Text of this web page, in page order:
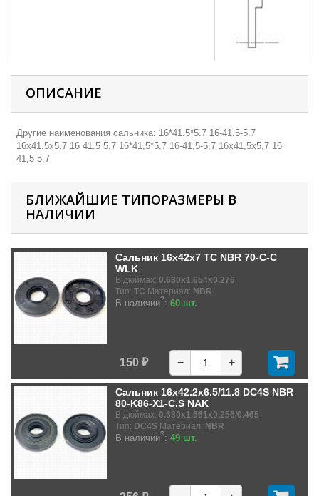
ОПИСАНИЕ
Другие наименования сальника: 16*41.5*5.7 16-41.5-5.7
16х41.5х5.7 16 41.5 5.7 16*41,5*5,7 16-41,5-5,7 16х41,5х5,7 16
41,5 5,7
БЛИЖАЙШИЕ ТИПОРАЗМЕРЫ В
НАЛИЧИИ
Сальник 16x42x7 TC NBR 70-C-C
WLK
В дюймах: 0.630x1.654x0.276
Тип: TC Материал: NBR
В наличии?: 60 шт.
150 ₽ − +
Сальник 16x42.2x6.5/11.8 DC4S NBR
80-K86-X1-C.S NAK
В дюймах: 0.630x1.661x0.256/0.465
Тип: DC4S Материал: NBR
В наличии?: 49 шт.